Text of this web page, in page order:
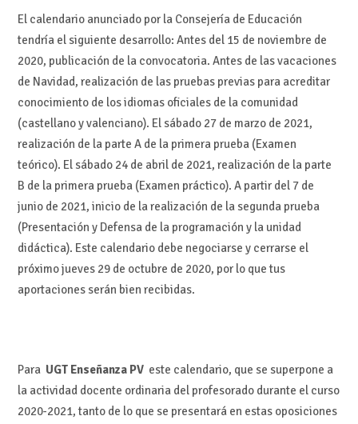
(Presentación y Defensa de la programación y la unidad
didáctica). Este calendario debe negociarse y cerrarse el
próximo jueves 29 de octubre de 2020, por lo que tus
aportaciones serán bien recibidas.
ParaUGT Enseñanza PV este calendario, que se superpone a
la actividad docente ordinaria del profesorado durante el curso
2020-2021, tanto de lo que se presentará en estas oposiciones
como el que debe actuar como miembro de tribunal o comisión
de selección, debe retrasarse, en cuanto a la realización de las
pruebas, en los meses de junio y julio de 2021.